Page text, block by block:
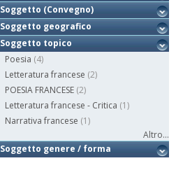
Soggetto (Convegno)
Soggetto geografico
Soggetto topico
Poesia (4)
Letteratura francese (2)
POESIA FRANCESE (2)
Letteratura francese - Critica (1)
Narrativa francese (1)
Altro...
Soggetto genere / forma